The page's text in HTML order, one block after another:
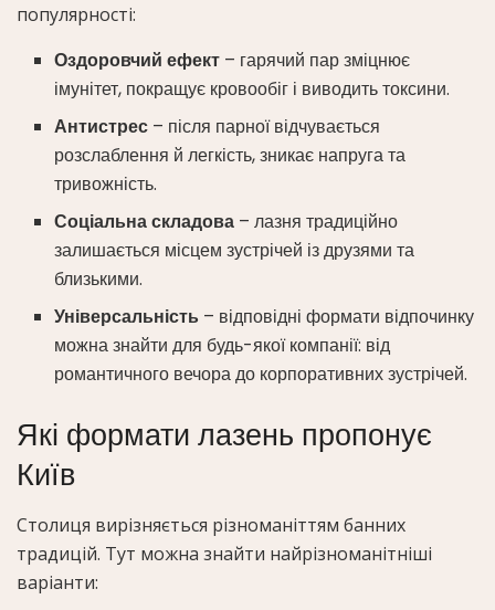
популярності:
Оздоровчий ефект – гарячий пар зміцнює
імунітет, покращує кровообіг і виводить токсини.
Антистрес – після парної відчувається
розслаблення й легкість, зникає напруга та
тривожність.
Соціальна складова – лазня традиційно
залишається місцем зустрічей із друзями та
близькими.
Універсальність – відповідні формати відпочинку
можна знайти для будь-якої компанії: від
романтичного вечора до корпоративних зустрічей.
Які формати лазень пропонує
Київ
Столиця вирізняється різноманіттям банних
традицій. Тут можна знайти найрізноманітніші
варіанти: